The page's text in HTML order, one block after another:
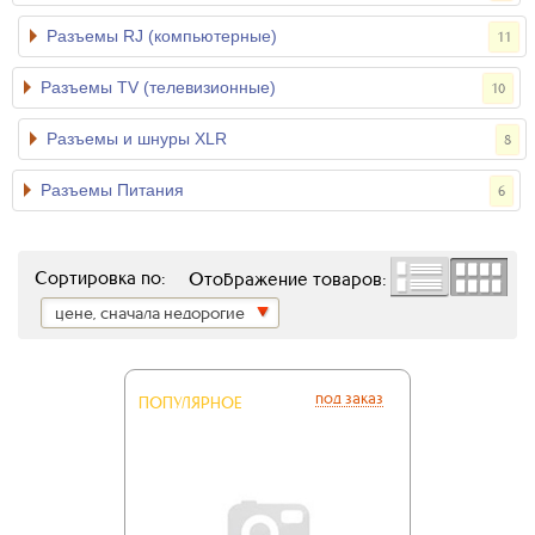
11
Разъемы RJ (компьютерные)
10
Разъемы TV (телевизионные)
8
Разъемы и шнуры XLR
6
Разъемы Питания
Отображение товаров:
Сортировка по:
цене, сначала недорогие
ПОПУЛЯРНОЕ под заказ